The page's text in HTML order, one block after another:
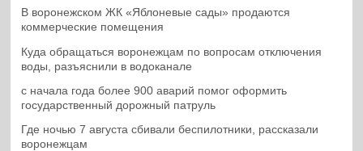
В воронежском ЖК «Яблоневые сады» продаются
коммерческие помещения
Куда обращаться воронежцам по вопросам отключения
воды, разъяснили в водоканале
с начала года более 900 аварий помог оформить
государственный дорожный патруль
Где ночью 7 августа сбивали беспилотники, рассказали
воронежцам